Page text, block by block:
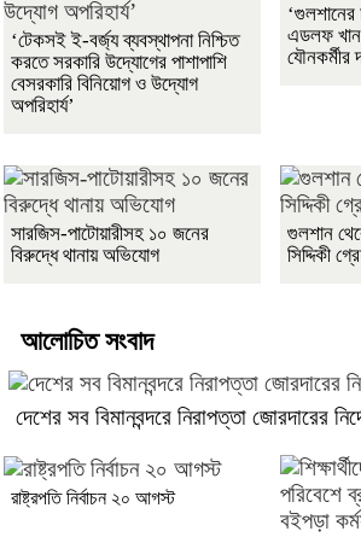
‘টেকসই ই-বর্জ্য ব্যবস্থাপনা নিশ্চিত
করতে সরকারি উদ্যোগের পাশাপাশি
বেসরকারি বিনিয়োগ ও উদ্যোগ
অপরিহার্য’
‘গুলশানের
এডলফ
যৌনকর্মীর
সারজিস-পাটোয়ারীসহ ১০ জনের
বিরুদ্ধে থানায় অভিযোগ
গুলশান
সিদ্দিকী
আলোচিত সংবাদ
দেশের সব বিমানবন্দরে নিরাপত্তা জোরদারের
রাষ্ট্রপতি নির্বাচন ২০ আগস্ট